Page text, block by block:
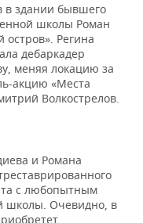
в здании бывшего
школы Роман
Регина
дебаркадер
меняя локацию за
акцию «Места
Волкострелов.
и Романа
с любопытным
школы. Очевидно, в